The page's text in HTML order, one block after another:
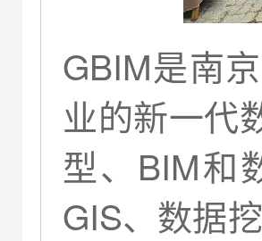
GBIM是南
业的新一代
型、BIM和
GIS、数据